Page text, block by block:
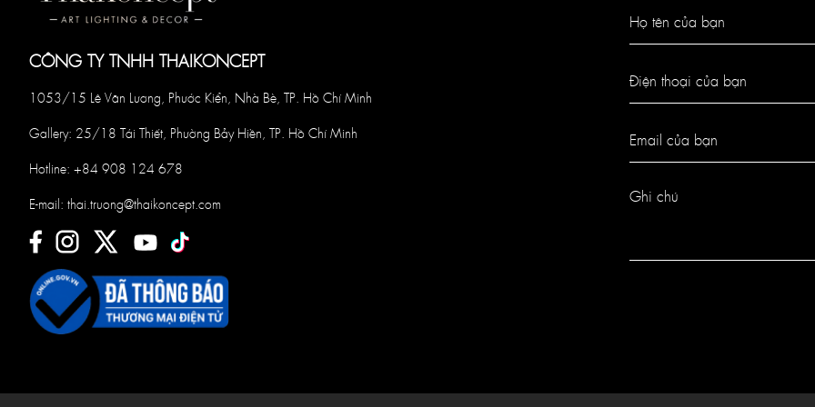
CÔNG TY TNHH THAIKONCEPT
1053/15 Lê Văn Lương, Phước Kiển, Nhà Bè, TP. Hồ Chí Minh
Gallery: 25/18 Tái Thiết, Phường Bảy Hiền, TP. Hồ Chí Minh
Hotline: +84 908 124 678
E-mail: thai.truong@thaikoncept.com